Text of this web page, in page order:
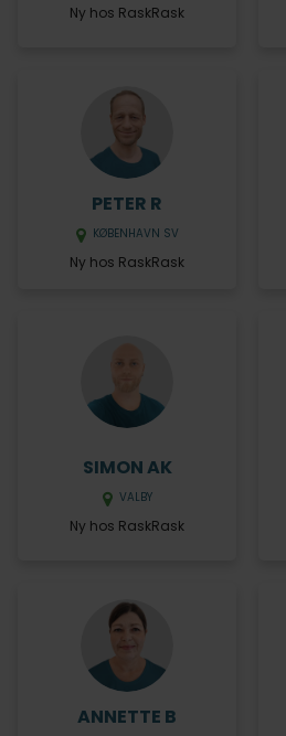
Ny hos RaskRask
PETER R
KØBENHAVN SV
Ny hos RaskRask
SIMON AK
VALBY
Ny hos RaskRask
ANNETTE B